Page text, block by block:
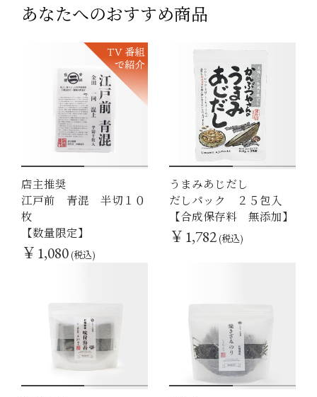
あなたへのおすすめ商品
1
店主推奨
江戸前 青混 半切１０
枚
【数量限定】
￥1,080(税込)
1 2
うまみあじだし
だしパック ２５包入
【合成保存料 無添加】
￥1,782(税込)